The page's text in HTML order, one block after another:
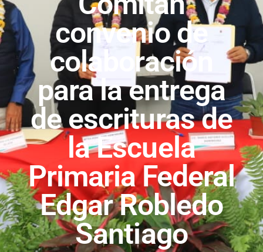
convenio de
colaboración
para la entrega
de escrituras de
la Escuela
Primaria Federal
Edgar Robledo
Santiago